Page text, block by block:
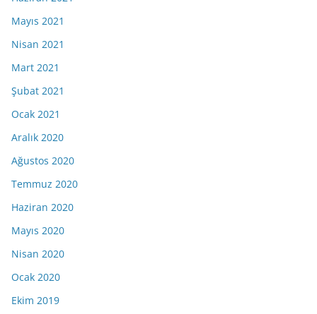
Mayıs 2021
Nisan 2021
Mart 2021
Şubat 2021
Ocak 2021
Aralık 2020
Ağustos 2020
Temmuz 2020
Haziran 2020
Mayıs 2020
Nisan 2020
Ocak 2020
Ekim 2019